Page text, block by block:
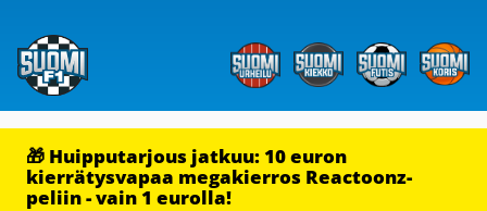
🎁 Huipputarjous jatkuu: 10 euron
kierrätysvapaa megakierros Reactoonz-
peliin - vain 1 eurolla!